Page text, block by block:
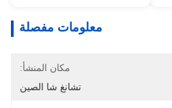
معلومات مفصلة
مكان المنشأ:
تشانغ شا الصين